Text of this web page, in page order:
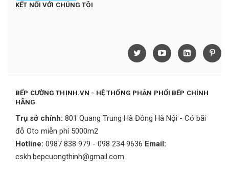
KẾT NỐI VỚI CHÚNG TÔI
BẾP CƯỜNG THỊNH.VN - HỆ THỐNG PHÂN PHỐI BẾP CHÍNH
HÃNG
Trụ sở chính: 801 Quang Trung Hà Đông Hà Nội - Có bãi
đỗ Oto miễn phí 5000m2
Hotline: 0987 838 979 - 098 234 9636 Email:
cskh.bepcuongthinh@gmail.com